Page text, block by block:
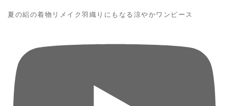
夏の絽の着物リメイク羽織りにもなる涼やかワンピース